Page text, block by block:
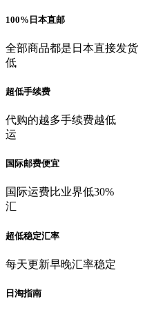
100%日本直邮
全部商品都是日本直接发货
低
超低手续费
代购的越多手续费越低
运
国际邮费便宜
国际运费比业界低30%
汇
超低稳定汇率
每天更新早晚汇率稳定
日淘指南